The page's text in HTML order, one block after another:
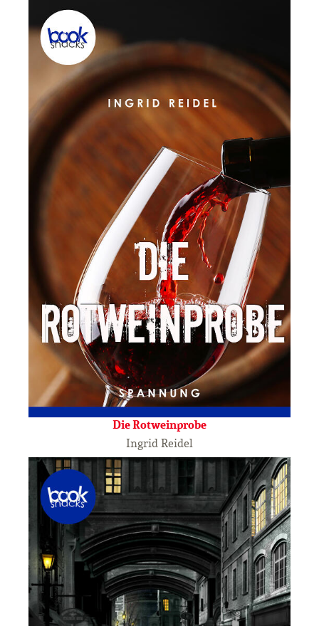
Die Rotweinprobe
Ingrid Reidel